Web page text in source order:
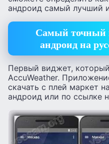
андроид самый лучший
Самый точный
андроид на
Первый виджет,
AccuWeather.
скачать с плей маркет
андроид или по ссылке